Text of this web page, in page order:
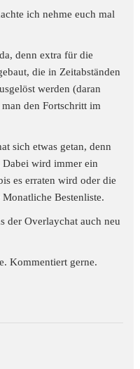
ich nehme euch mal
denn extra für die
die in Zeitabständen
werden (daran
den Fortschritt im
sich etwas getan, denn
wird immer ein
es erraten wird oder die
Bestenliste.
der Overlaychat auch neu
Kommentiert gerne.